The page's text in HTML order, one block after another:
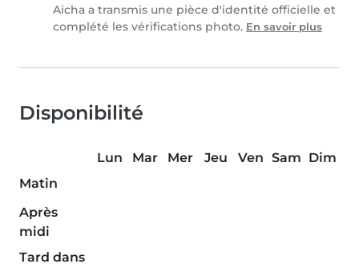
Aïcha a transmis une pièce d'identité officielle et
complété les vérifications photo. En savoir plus
Disponibilité
Lun Mar Mer Jeu Ven Sam Dim
Matin
Après
midi
Tard dans